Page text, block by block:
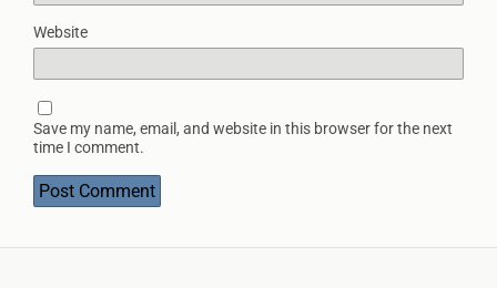
Website
Save my name, email, and website in this browser for the next
time I comment.